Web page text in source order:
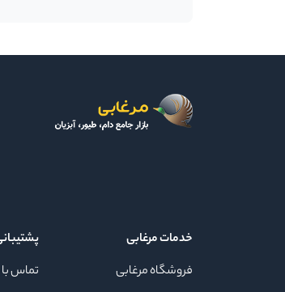
خدمات مرغابی
فروشگاه مرغابی
تماس با